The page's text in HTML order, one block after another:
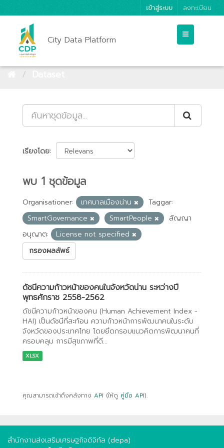
เข้าสู่ระบบ ลงทะเบียน
City Data Platform
เรียงโดย
พบ 1 ชุดข้อมูล
Organisationer: เทศบาลเมืองน่าน
Taggar:
SmartGovernance
SmartPeople
สัญญา
อนุญาต:
License not specified
กรองผลลัพธ์
ดัชนีความก้าวหน้าของคนในจังหวัดน่าน ระหว่างปี
พุทธศักราช 2558-2562
ดัชนีความก้าวหน้าของคน (Human Achievement Index -
HAI) เป็นดัชนีที่สะท้อน ความก้าวหน้าการพัฒนาคนในระดับ
จังหวัดของประเทศไทย โดยยึดกรอบแนวคิดการพัฒนาคนที่
ครอบคลุม การมีสุขภาพที่ดี...
XLSX
คุณสามารถเข้าถึงคลังทาง API (ให้ดู คู่มือ API).
สำนักงานส่งเสริมเศรษฐกิจดิจิทัล (depa)